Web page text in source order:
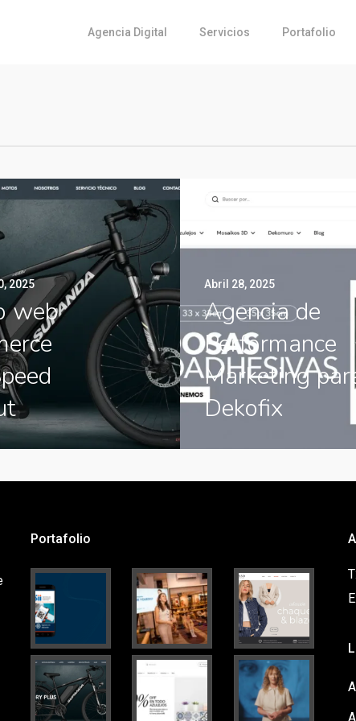
Agencia Digital Servicios Portafolio
2025
web
Abril 28, 2025
Agencia de
Performance
Marketing
Dekofix
Portafolio